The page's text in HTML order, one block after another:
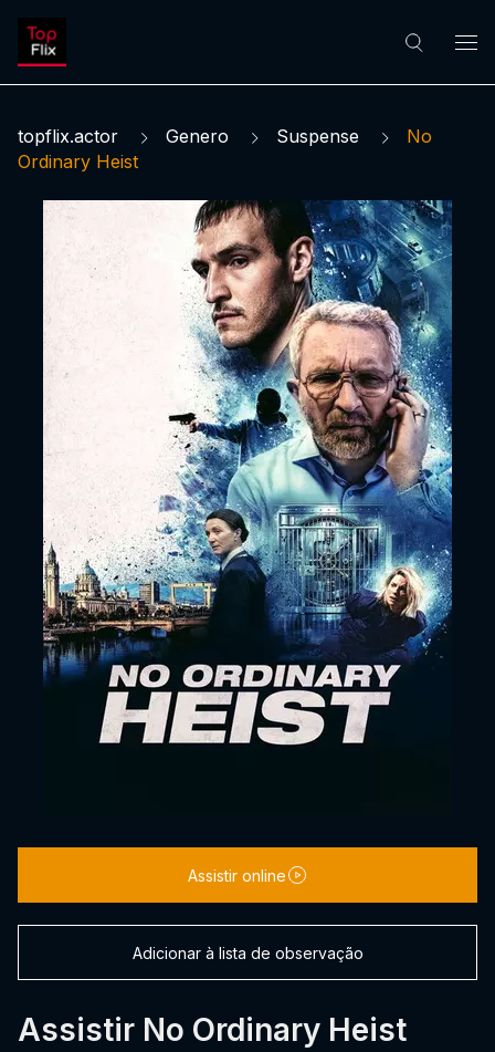
topflix.actor Genero Suspense
No
Ordinary Heist
Assistir No Ordinary Heist
Assistir online
Adicionar à lista de observação